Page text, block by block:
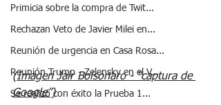
Primicia sobre la compra de Twit...
Rechazan Veto de Javier Milei en...
Reunión de urgencia en Casa Rosa...
Reunión Trump - Zelensky en el V...
Se realizó con éxito la Prueba 1...
(Imagen Jair Bolsonaro - “captura de
Google”)